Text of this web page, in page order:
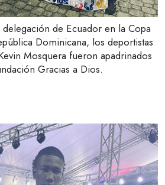
de Ecuador en la Copa
Dominicana, los deportistas
Mosquera fueron apadrinados
Gracias a Dios.